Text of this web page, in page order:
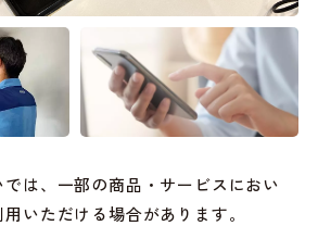
は、一部の商品・サービスにおい
いただける場合があります。